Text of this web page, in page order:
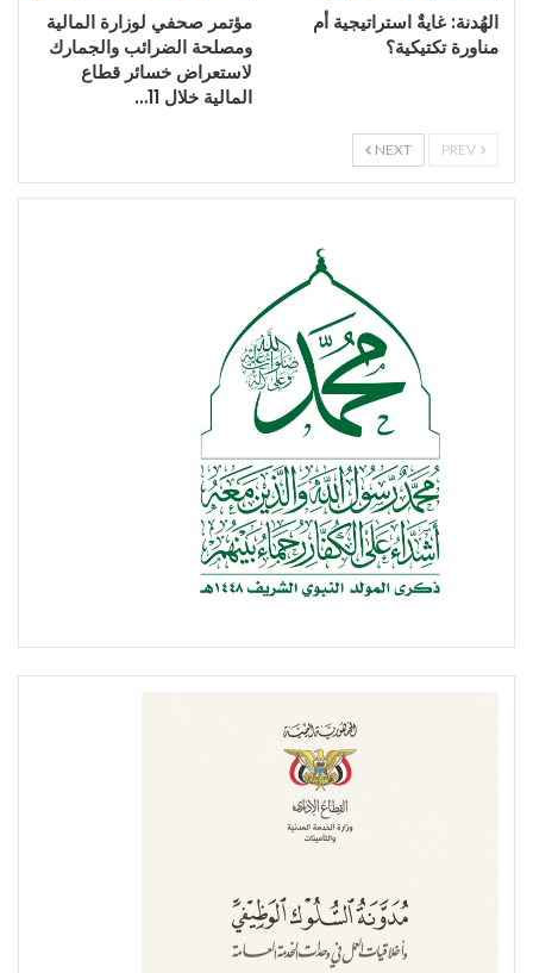
الهُدنة: غايةٌ استراتيجية أم
مناورة تكتيكية؟
مؤتمر صحفي لوزارة المالية
ومصلحة الضرائب والجمارك
لاستعراض خسائر قطاع
المالية خلال 11…
NEXT